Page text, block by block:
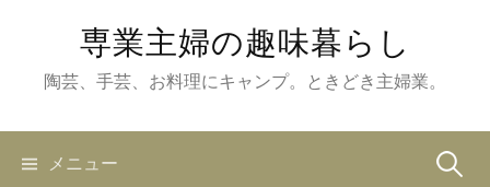
ツ
専業主婦の趣味暮らし
陶芸、手芸、お料理にキャンプ。ときどき主婦業。
メニュー 検